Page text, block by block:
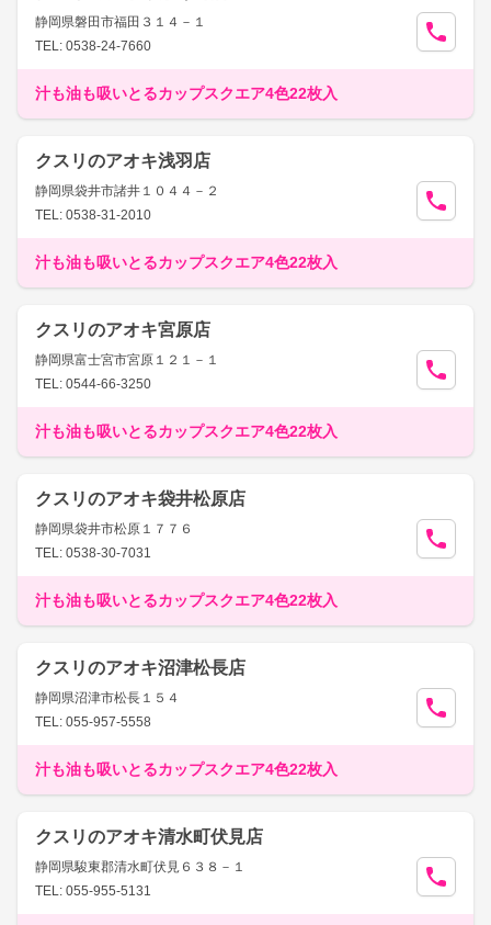
静岡県磐田市福田３１４－１
TEL: 0538-24-7660
汁も油も吸いとるカップスクエア4色22枚入
クスリのアオキ浅羽店
静岡県袋井市諸井１０４４－２
TEL: 0538-31-2010
汁も油も吸いとるカップスクエア4色22枚入
クスリのアオキ宮原店
静岡県富士宮市宮原１２１－１
TEL: 0544-66-3250
汁も油も吸いとるカップスクエア4色22枚入
クスリのアオキ袋井松原店
静岡県袋井市松原１７７６
TEL: 0538-30-7031
汁も油も吸いとるカップスクエア4色22枚入
クスリのアオキ沼津松長店
静岡県沼津市松長１５４
TEL: 055-957-5558
汁も油も吸いとるカップスクエア4色22枚入
クスリのアオキ清水町伏見店
静岡県駿東郡清水町伏見６３８－１
TEL: 055-955-5131